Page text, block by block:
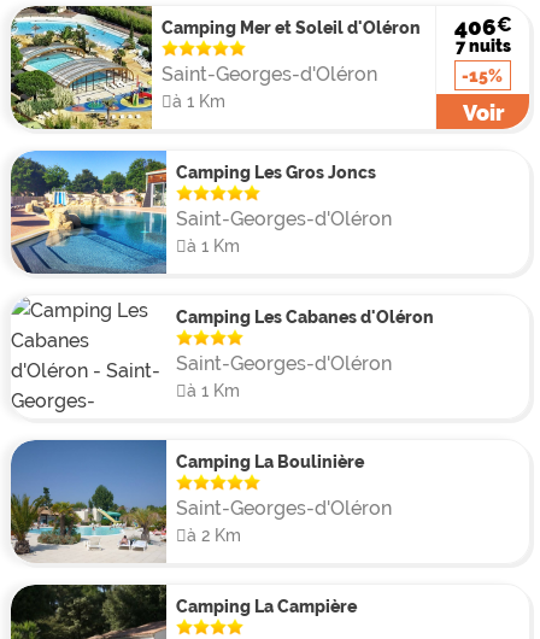
tentes ecolodge sont également disponibles à la
location tout aussi confortables. Les courts séjours
sont possibles jusqu’au 1er août puis de nouveau à
partir du 22 août.
Camping Mer et Soleil d'Oléron
Saint-Georges-d'Oléron
à 1 Km
406€
7 nuits
-15%
Voir
Camping Les Gros Joncs
Saint-Georges-d'Oléron
à 1 Km
Camping Les Cabanes d'Oléron
Saint-Georges-d'Oléron
à 1 Km
Camping La Boulinière
Saint-Georges-d'Oléron
à 2 Km
Camping La Campière